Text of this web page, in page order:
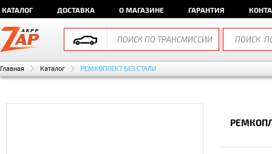
КАТАЛОГ ДОСТАВКА О МАГАЗИНЕ ГАРАНТИЯ
Главная Каталог РЕМКОПЛЕКТ БЕЗ СТАЛИ